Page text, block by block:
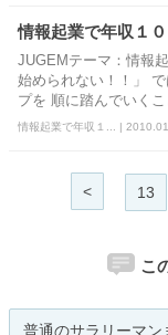
情報起業で年収１
JUGEMテーマ：情報
始められない！！」
プを 順に踏んでいくこ
情報起業で年収１... |
< 13
こ
普通のサラリーマン